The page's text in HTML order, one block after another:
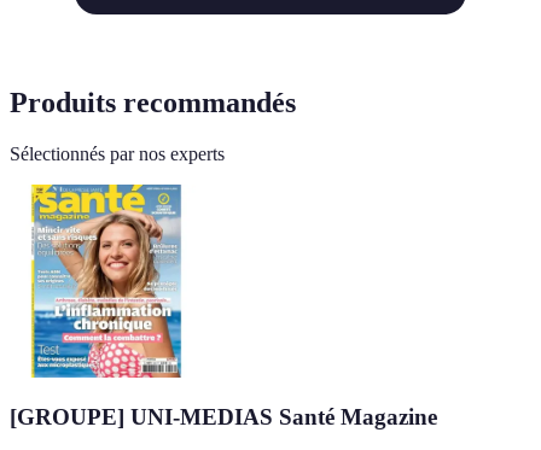
Produits recommandés
Sélectionnés par nos experts
[GROUPE] UNI-MEDIAS Santé Magazine